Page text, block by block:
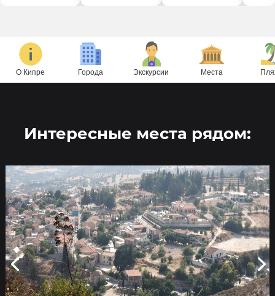
О Кипре Города Экскурсии Места
Интересные места рядом: